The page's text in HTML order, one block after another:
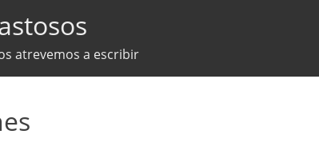
atrevemos a escribir